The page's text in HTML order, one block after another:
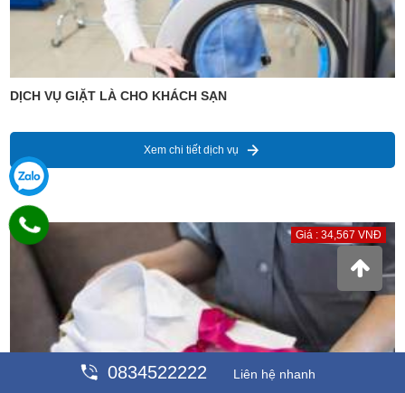
DỊCH VỤ GIẶT LÀ CHO KHÁCH SẠN
Xem chi tiết dịch vụ
Giá : 34,567 VNĐ
0834522222 Liên hệ nhanh